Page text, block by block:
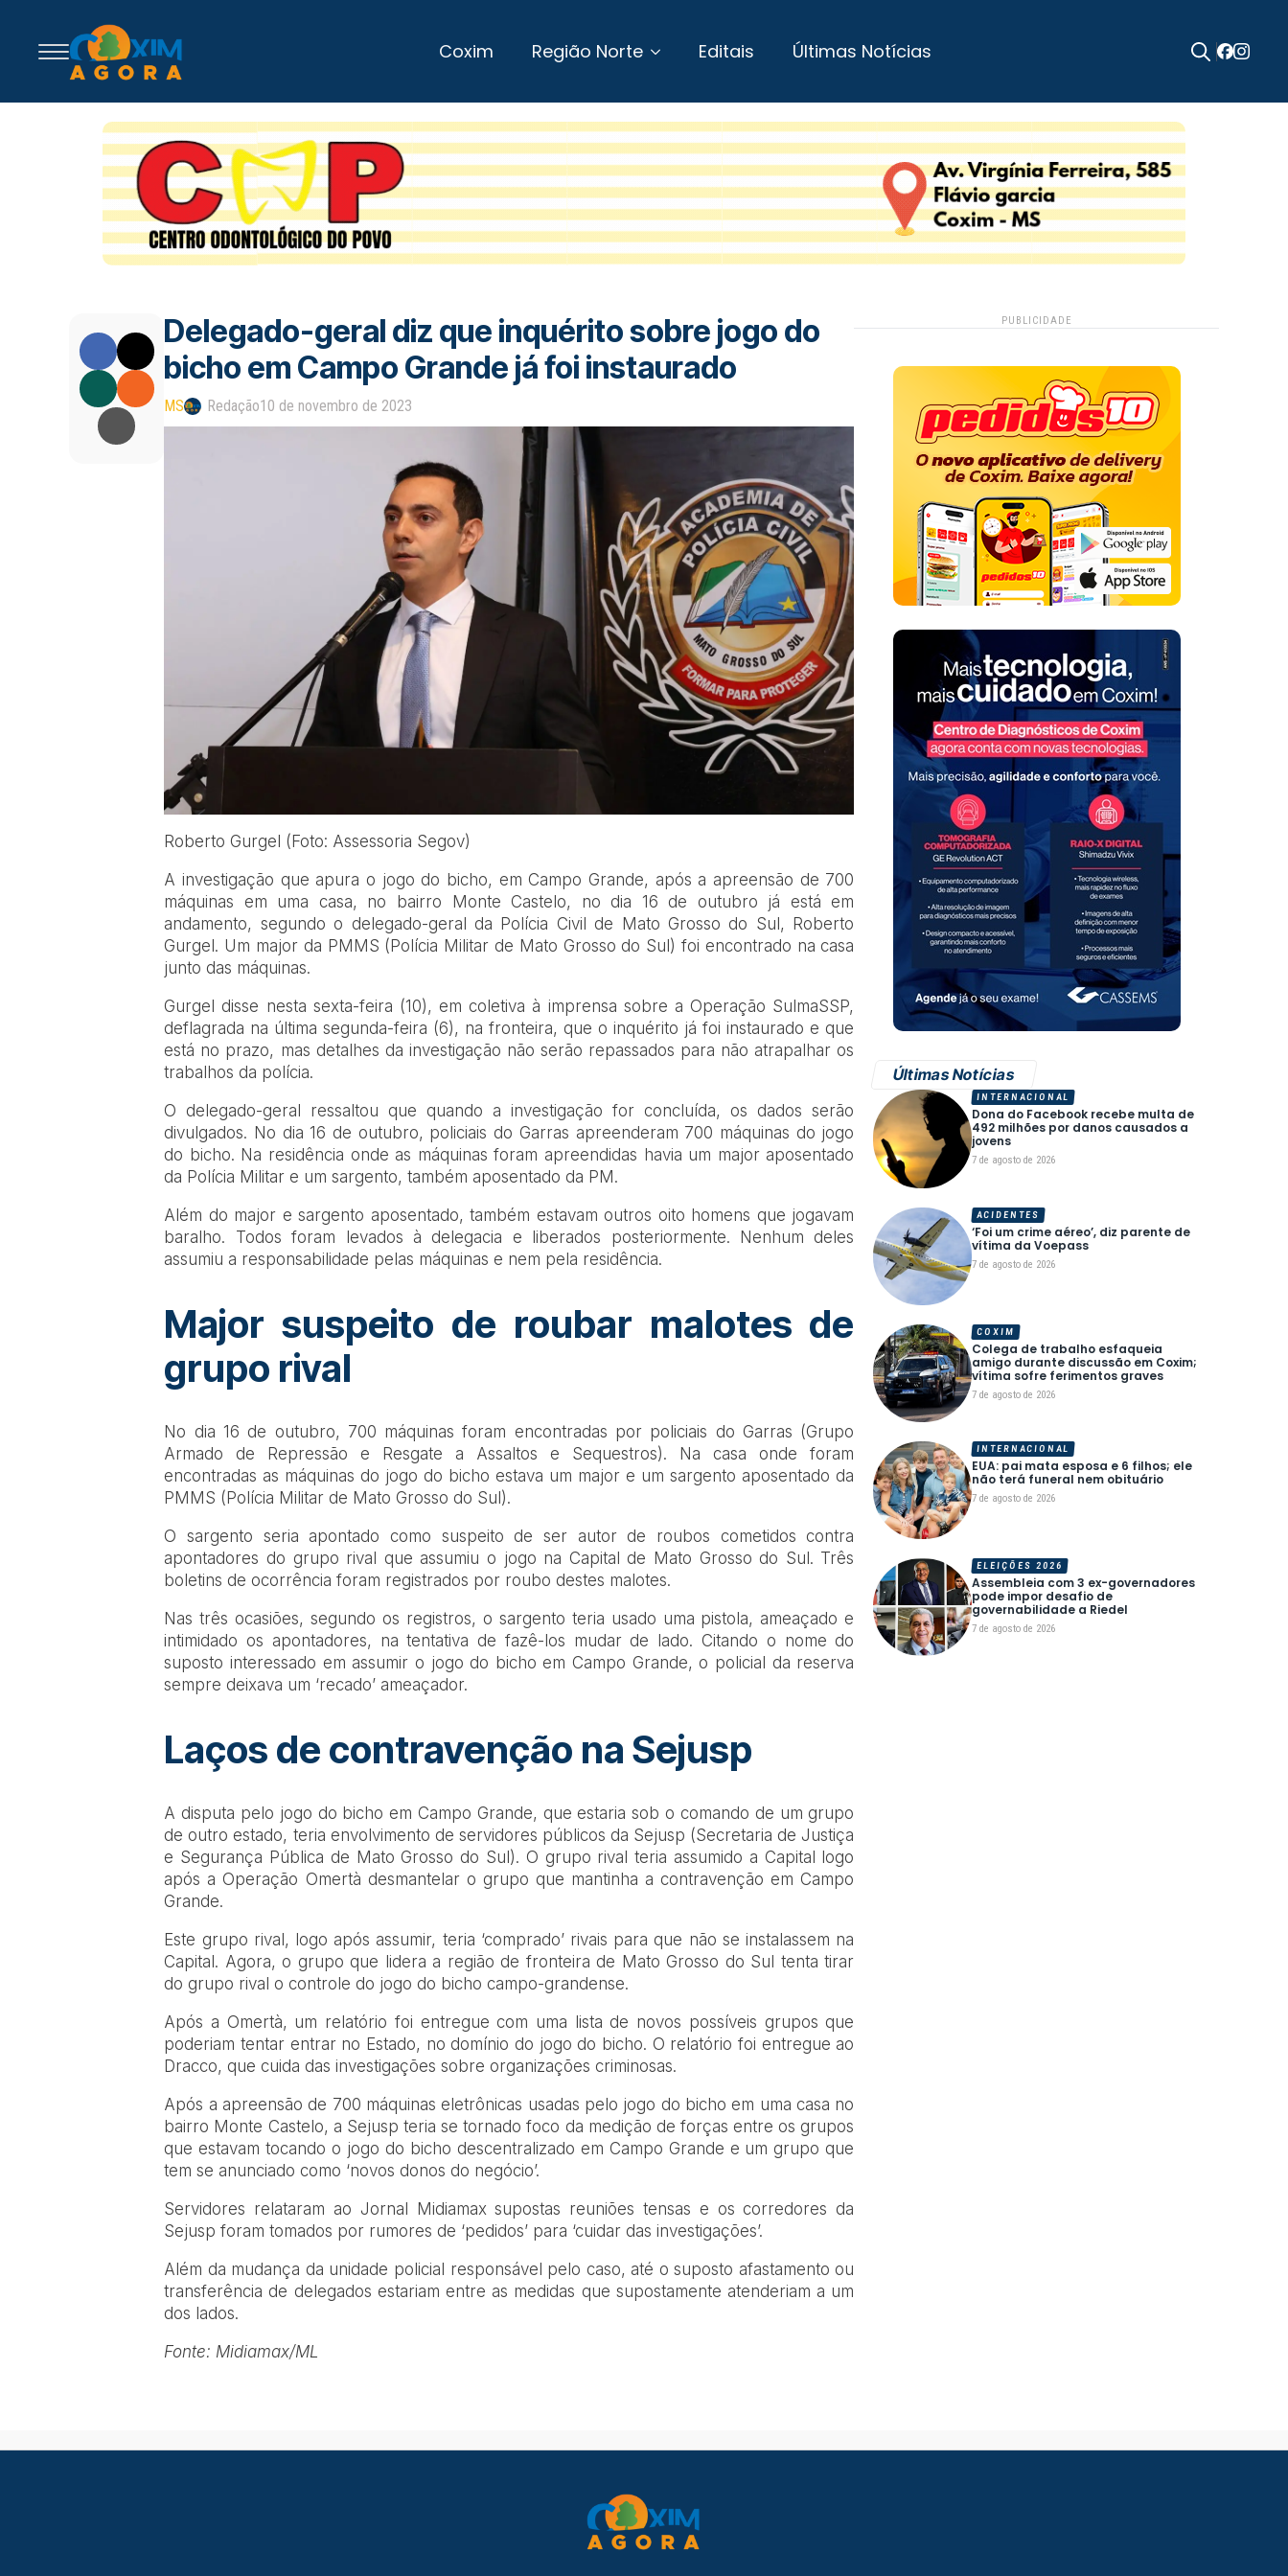
Coxim Região Norte Editais Últimas Notícias
Delegado-geral diz que inquérito sobre jogo do
bicho em Campo Grande já foi instaurado
MS Redação10 de novembro de 2023
Roberto Gurgel (Foto: Assessoria Segov)
A investigação que apura o jogo do bicho, em Campo Grande, após a apreensão de 700
máquinas em uma casa, no bairro Monte Castelo, no dia 16 de outubro já está em
andamento, segundo o delegado-geral da Polícia Civil de Mato Grosso do Sul, Roberto
Gurgel. Um major da PMMS (Polícia Militar de Mato Grosso do Sul) foi encontrado na casa
junto das máquinas.
Gurgel disse nesta sexta-feira (10), em coletiva à imprensa sobre a Operação SulmaSSP,
deflagrada na última segunda-feira (6), na fronteira, que o inquérito já foi instaurado e que
está no prazo, mas detalhes da investigação não serão repassados para não atrapalhar os
trabalhos da polícia.
O delegado-geral ressaltou que quando a investigação for concluída, os dados serão
divulgados. No dia 16 de outubro, policiais do Garras apreenderam 700 máquinas do jogo
do bicho. Na residência onde as máquinas foram apreendidas havia um major aposentado
da Polícia Militar e um sargento, também aposentado da PM.
Além do major e sargento aposentado, também estavam outros oito homens que jogavam
baralho. Todos foram levados à delegacia e liberados posteriormente. Nenhum deles
assumiu a responsabilidade pelas máquinas e nem pela residência.
Major suspeito de roubar malotes de
grupo rival
No dia 16 de outubro, 700 máquinas foram encontradas por policiais do Garras (Grupo
Armado de Repressão e Resgate a Assaltos e Sequestros). Na casa onde foram
encontradas as máquinas do jogo do bicho estava um major e um sargento aposentado da
PMMS (Polícia Militar de Mato Grosso do Sul).
O sargento seria apontado como suspeito de ser autor de roubos cometidos contra
apontadores do grupo rival que assumiu o jogo na Capital de Mato Grosso do Sul. Três
boletins de ocorrência foram registrados por roubo destes malotes.
Nas três ocasiões, segundo os registros, o sargento teria usado uma pistola, ameaçado e
intimidado os apontadores, na tentativa de fazê-los mudar de lado. Citando o nome do
suposto interessado em assumir o jogo do bicho em Campo Grande, o policial da reserva
sempre deixava um ‘recado’ ameaçador.
Laços de contravenção na Sejusp
A disputa pelo jogo do bicho em Campo Grande, que estaria sob o comando de um grupo
de outro estado, teria envolvimento de servidores públicos da Sejusp (Secretaria de Justiça
e Segurança Pública de Mato Grosso do Sul). O grupo rival teria assumido a Capital logo
após a Operação Omertà desmantelar o grupo que mantinha a contravenção em Campo
Grande.
Este grupo rival, logo após assumir, teria ‘comprado’ rivais para que não se instalassem na
Capital. Agora, o grupo que lidera a região de fronteira de Mato Grosso do Sul tenta tirar
do grupo rival o controle do jogo do bicho campo-grandense.
Após a Omertà, um relatório foi entregue com uma lista de novos possíveis grupos que
poderiam tentar entrar no Estado, no domínio do jogo do bicho. O relatório foi entregue ao
Dracco, que cuida das investigações sobre organizações criminosas.
Após a apreensão de 700 máquinas eletrônicas usadas pelo jogo do bicho em uma casa no
bairro Monte Castelo, a Sejusp teria se tornado foco da medição de forças entre os grupos
que estavam tocando o jogo do bicho descentralizado em Campo Grande e um grupo que
tem se anunciado como ‘novos donos do negócio’.
Servidores relataram ao Jornal Midiamax supostas reuniões tensas e os corredores da
Sejusp foram tomados por rumores de ‘pedidos’ para ‘cuidar das investigações’.
Além da mudança da unidade policial responsável pelo caso, até o suposto afastamento ou
transferência de delegados estariam entre as medidas que supostamente atenderiam a um
dos lados.
Fonte: Midiamax/ML
PUBLICIDADE
Últimas Notícias
Dona do Facebook recebe multa de
492 milhões por danos causados a
jovens
7 de agosto de 2026
INTERNACIONAL
‘Foi um crime aéreo’, diz parente de
vítima da Voepass
7 de agosto de 2026
ACIDENTES
Colega de trabalho esfaqueia
amigo durante discussão em Coxim;
vítima sofre ferimentos graves
7 de agosto de 2026
COXIM
EUA: pai mata esposa e 6 filhos; ele
não terá funeral nem obituário
7 de agosto de 2026
INTERNACIONAL
Assembleia com 3 ex-governadores
pode impor desafio de
governabilidade a Riedel
7 de agosto de 2026
ELEIÇÕES 2026